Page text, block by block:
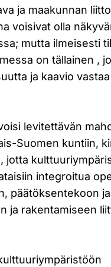
ja maakunnan liitto
voisivat olla
mutta ilmeisesti
on tällainen ,
ja kaavio
levitettävän
Suomen kuntiin,
jotta
integroitua
päätöksentekoon ja
ja rakentamiseen